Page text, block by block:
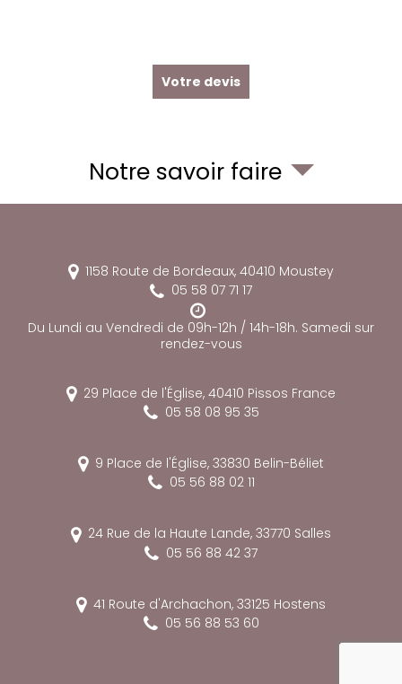
Votre devis
Notre savoir faire
1158 Route de Bordeaux, 40410 Moustey
05 58 07 71 17
Du Lundi au Vendredi de 09h-12h / 14h-18h. Samedi sur
rendez-vous
29 Place de l'Église, 40410 Pissos France
05 58 08 95 35
9 Place de l'Église, 33830 Belin-Béliet
05 56 88 02 11
24 Rue de la Haute Lande, 33770 Salles
05 56 88 42 37
41 Route d'Archachon, 33125 Hostens
05 56 88 53 60